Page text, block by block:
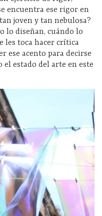
encuentra ese rigor en
joven y tan nebulosa?
lo diseñan, cuándo lo
les toca hacer crítica
ese acento para decirse
el estado del arte en este